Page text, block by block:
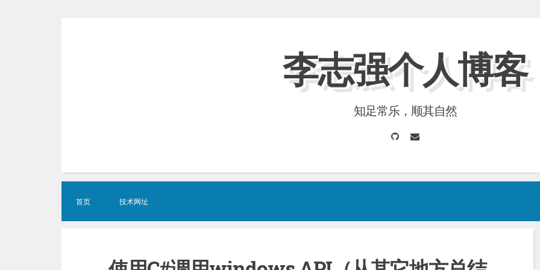
李志强个人博客
知足常乐，顺其自然
GitHubEmail
首页 技术网址